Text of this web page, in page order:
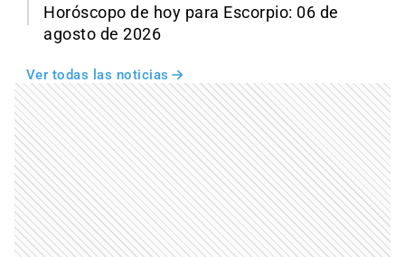
Horóscopo de hoy para Escorpio: 06 de
agosto de 2026
Ver todas las noticias